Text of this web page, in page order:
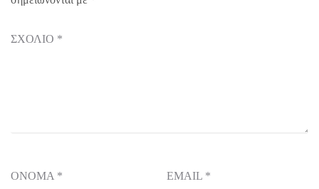
ΣΧΌΛΙΟ *
ΌΝΟΜΑ * EMAIL *